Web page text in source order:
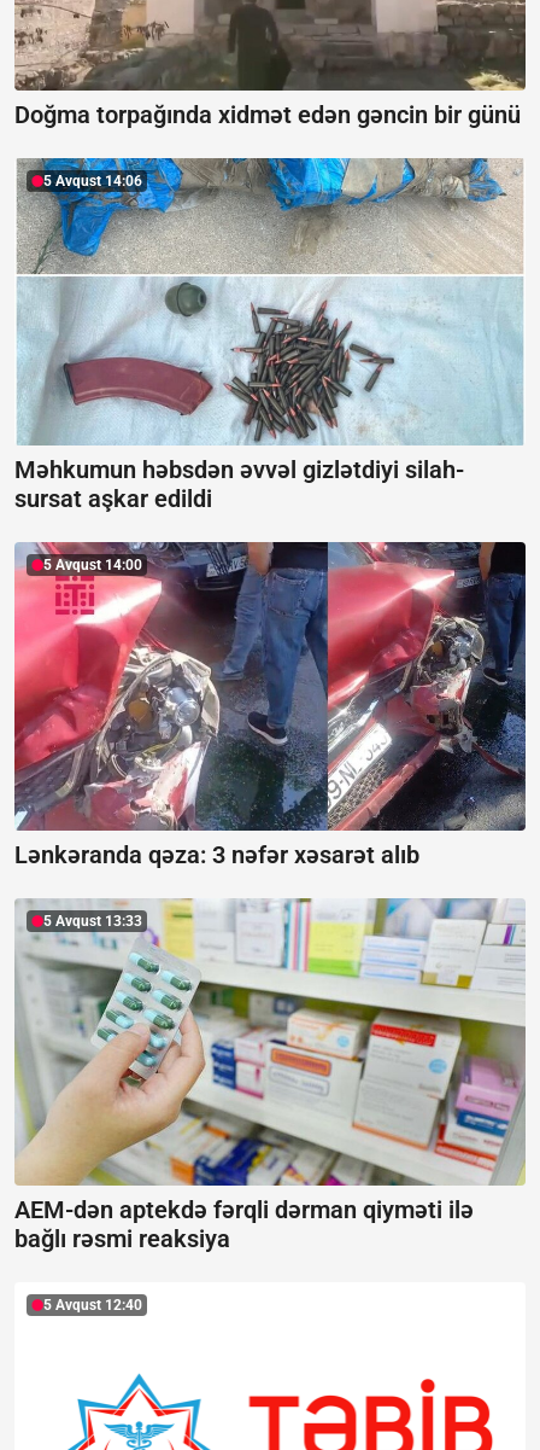
Doğma torpağında xidmət edən gəncin bir günü
5 Avqust 14:06
Məhkumun həbsdən əvvəl gizlətdiyi silah-
sursat aşkar edildi
5 Avqust 14:00
Lənkəranda qəza: 3 nəfər xəsarət alıb
5 Avqust 13:33
AEM-dən aptekdə fərqli dərman qiyməti ilə
bağlı rəsmi reaksiya
5 Avqust 12:40